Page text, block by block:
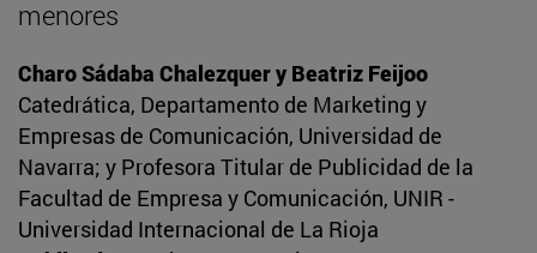
menores
Charo Sádaba Chalezquer y Beatriz Feijoo
Catedrática, Departamento de Marketing y
Empresas de Comunicación, Universidad de
Navarra; y Profesora Titular de Publicidad de la
Facultad de Empresa y Comunicación, UNIR -
Universidad Internacional de La Rioja